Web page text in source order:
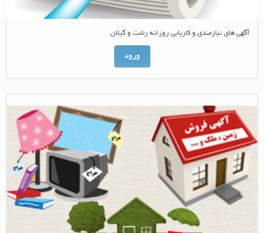
آگهی های نیازمندی و کاریابی روزانه رشت و گیلان
ورود